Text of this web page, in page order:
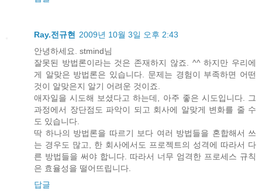
Ray.전규현
2009년 10월 3일 오후 2:43
안녕하세요. stmind님
잘못된 방법론이라는 것은 존재하지 않죠. ^^ 하지만 우리에
게 알맞은 방법론은 있습니다. 문제는 경험이 부족하면 어떤
것이 알맞은지 알기 어려운 것이죠.
애자일을 시도해 보셨다고 하는데, 아주 좋은 시도입니다. 그
과정에서 장단점도 파악이 되고 회사에 알맞게 변화를 줄 수
도 있습니다.
딱 하나의 방법론을 따르기 보다 여러 방법들을 혼합해서 쓰
는 경우도 많고, 한 회사에서도 프로젝트의 성격에 따라서 다
른 방법들을 써야 합니다. 따라서 너무 엄격한 프로세스 규칙
은 효율성을 떨어뜨립니다.
답글